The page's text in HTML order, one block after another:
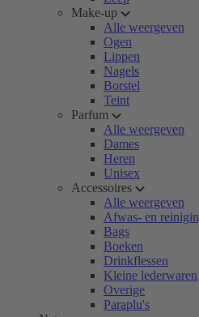
Make-up
Alle weergeven
Ogen
Lippen
Nagels
Borstel
Teint
Parfum
Alle weergeven
Dames
Heren
Unisex
Accessoires
Alle weergeven
Afwas- en
Bags
Boeken
Drinkflessen
Kleine lederwaren
Overige
Paraplu's